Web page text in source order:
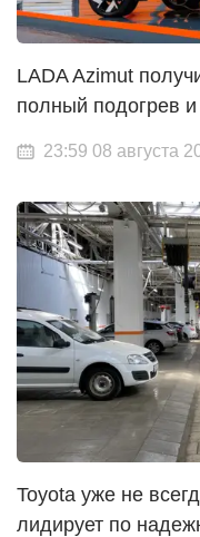
LADA Azimut
полный подогрев
23:59 08 августа
Toyota уже не
лидирует по